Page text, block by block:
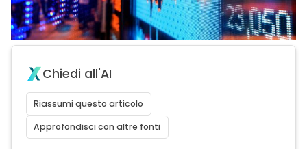
Chiedi all'AI
Riassumi questo articolo
Approfondisci con altre fonti